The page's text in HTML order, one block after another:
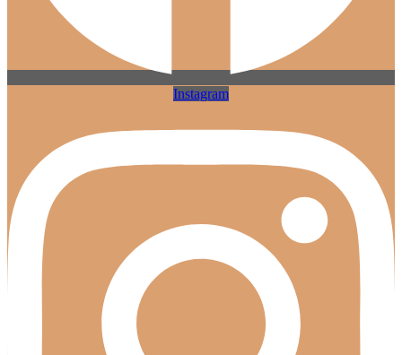
Instagram